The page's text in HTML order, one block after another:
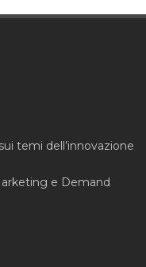
temi dell’innovazione
e Demand